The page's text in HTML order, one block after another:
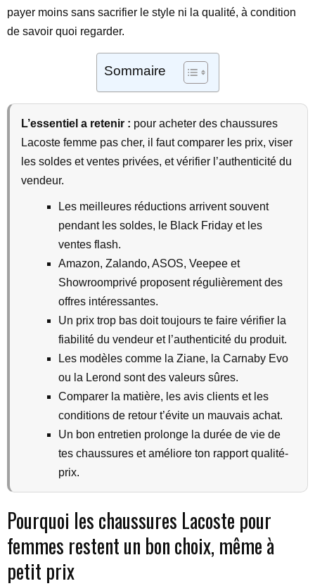
payer moins sans sacrifier le style ni la qualité, à condition
de savoir quoi regarder.
Sommaire
L’essentiel a retenir : pour acheter des chaussures
Lacoste femme pas cher, il faut comparer les prix, viser
les soldes et ventes privées, et vérifier l’authenticité du
vendeur.
Les meilleures réductions arrivent souvent
pendant les soldes, le Black Friday et les
ventes flash.
Amazon, Zalando, ASOS, Veepee et
Showroomprivé proposent régulièrement des
offres intéressantes.
Un prix trop bas doit toujours te faire vérifier la
fiabilité du vendeur et l’authenticité du produit.
Les modèles comme la Ziane, la Carnaby Evo
ou la Lerond sont des valeurs sûres.
Comparer la matière, les avis clients et les
conditions de retour t’évite un mauvais achat.
Un bon entretien prolonge la durée de vie de
tes chaussures et améliore ton rapport qualité-
prix.
Pourquoi les chaussures Lacoste pour
femmes restent un bon choix, même à
petit prix